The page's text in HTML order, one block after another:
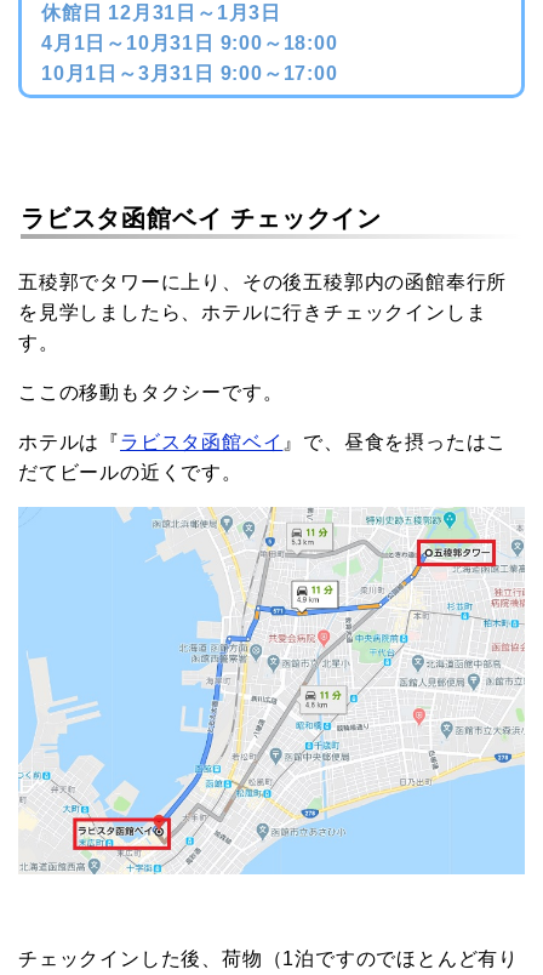
休館日 12月31日～1月3日
4月1日～10月31日 9:00～18:00
10月1日～3月31日 9:00～17:00
ラビスタ函館ベイ チェックイン
五稜郭でタワーに上り、その後五稜郭内の函館奉行所
を見学しましたら、ホテルに行きチェックインしま
す。
ここの移動もタクシーです。
ホテルは『ラビスタ函館ベイ 』で、昼食を摂ったはこ
だてビールの近くです。
チェックインした後、荷物（1泊ですのでほとんど有り